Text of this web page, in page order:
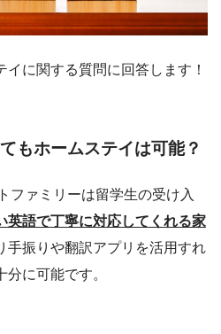
に関する質問に回答します！
もホームステイは可能？
ファミリーは留学生の受け入
英語で丁寧に対応してくれる家
手振りや翻訳アプリを活用すれ
に可能です。